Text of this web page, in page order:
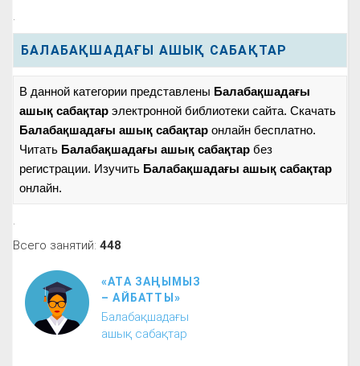
.
БАЛАБАҚШАДАҒЫ АШЫҚ САБАҚТАР
В данной категории представлены Балабақшадағы
ашық сабақтар электронной библиотеки сайта. Скачать
Балабақшадағы ашық сабақтар онлайн бесплатно.
Читать Балабақшадағы ашық сабақтар без
регистрации. Изучить Балабақшадағы ашық сабақтар
онлайн.
.
Всего занятий: 448
«АТА ЗАҢЫМЫЗ
– АЙБАТТЫ»
Балабақшадағы
ашық сабақтар